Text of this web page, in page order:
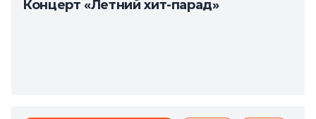
Концерт «Летний хит-парад»